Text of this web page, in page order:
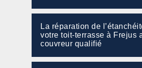
La réparation de
votre toit-terrasse à Frejus
couvreur qualifié